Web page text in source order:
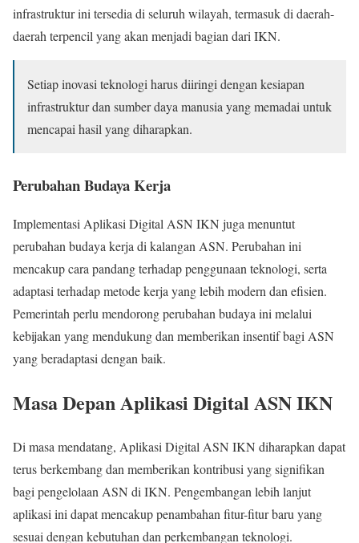
infrastruktur ini tersedia di seluruh wilayah, termasuk di daerah-
daerah terpencil yang akan menjadi bagian dari IKN.
Setiap inovasi teknologi harus diiringi dengan kesiapan
infrastruktur dan sumber daya manusia yang memadai untuk
mencapai hasil yang diharapkan.
Perubahan Budaya Kerja
Implementasi Aplikasi Digital ASN IKN juga menuntut
perubahan budaya kerja di kalangan ASN. Perubahan ini
mencakup cara pandang terhadap penggunaan teknologi, serta
adaptasi terhadap metode kerja yang lebih modern dan efisien.
Pemerintah perlu mendorong perubahan budaya ini melalui
kebijakan yang mendukung dan memberikan insentif bagi ASN
yang beradaptasi dengan baik.
Masa Depan Aplikasi Digital ASN IKN
Di masa mendatang, Aplikasi Digital ASN IKN diharapkan dapat
terus berkembang dan memberikan kontribusi yang signifikan
bagi pengelolaan ASN di IKN. Pengembangan lebih lanjut
aplikasi ini dapat mencakup penambahan fitur-fitur baru yang
sesuai dengan kebutuhan dan perkembangan teknologi.